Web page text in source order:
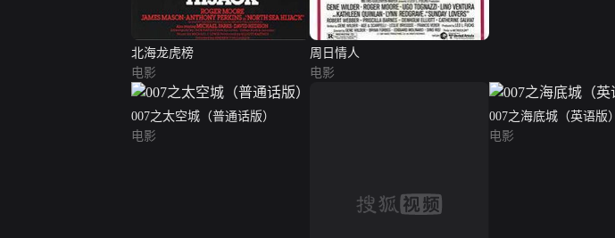
北海龙虎榜
电影
周日情人
电影
007之太空城（普通话版）
电影
007之海底城（英语版）
电影